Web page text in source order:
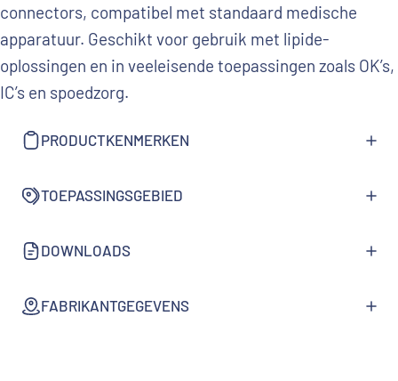
connectors, compatibel met standaard medische
apparatuur. Geschikt voor gebruik met lipide-
oplossingen en in veeleisende toepassingen zoals OK’s,
IC’s en spoedzorg.
PRODUCTKENMERKEN
TOEPASSINGSGEBIED
DOWNLOADS
FABRIKANTGEGEVENS